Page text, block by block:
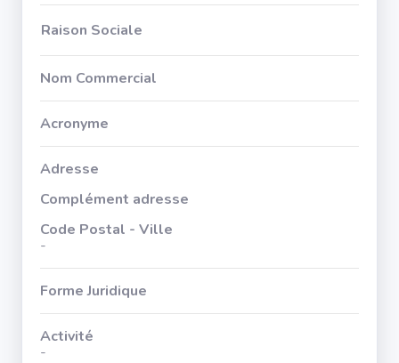
Raison Sociale
Nom Commercial
Acronyme
Adresse
Complément adresse
Code Postal - Ville
-
Forme Juridique
Activité
-